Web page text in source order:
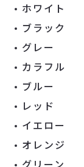
ホワイト
ブラック
グレー
カラフル
ブルー
レッド
イエロー
オレンジ